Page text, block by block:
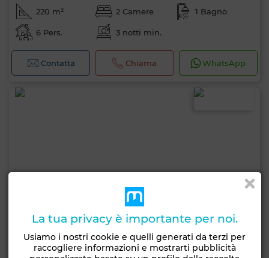
220 m² 2 Camere 1 Bagno
6 Pers. 3 notti min.
Contatta Chiama WhatsApp
La tua privacy è importante per noi.
Usiamo i nostri cookie e quelli generati da terzi per
raccogliere informazioni e mostrarti pubblicità